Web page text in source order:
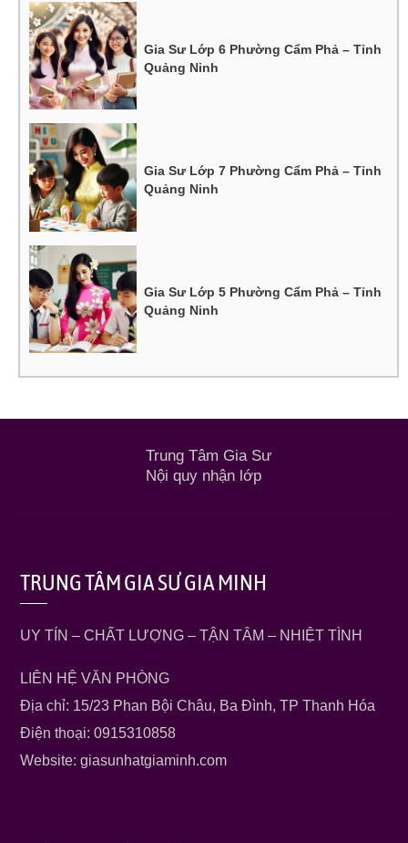
Gia Sư Lớp 6 Phường Cẩm Phả – Tỉnh
Quảng Ninh
Gia Sư Lớp 7 Phường Cẩm Phả – Tỉnh
Quảng Ninh
Gia Sư Lớp 5 Phường Cẩm Phả – Tỉnh
Quảng Ninh
Trung Tâm Gia Sư
Nội quy nhận lớp
TRUNG TÂM GIA SƯ GIA MINH
UY TÍN – CHẤT LƯỢNG – TẬN TÂM – NHIỆT TÌNH
LIÊN HỆ VĂN PHÒNG
Địa chỉ: 15/23 Phan Bội Châu, Ba Đình, TP Thanh Hóa
Điện thoại: 0915310858
Website: giasunhatgiaminh.com